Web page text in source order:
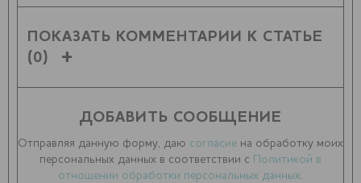
ПОКАЗАТЬ КОММЕНТАРИИ К СТАТЬЕ
(0)
ДОБАВИТЬ СООБЩЕНИЕ
Отправляя данную форму, даю согласие на обработку моих
персональных данных в соответствии с
Политикой в
отношении обработки персональных данных.